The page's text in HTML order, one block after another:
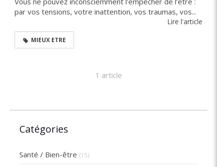
par vos tensions, votre inattention, vos traumas, vos...
Lire l'article
MIEUX ETRE
1 article
Catégories
Santé / Bien-être (15)